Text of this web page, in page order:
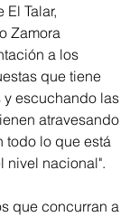
Talar,
Zamora
a los
que tiene
y escuchando las
atravesando
todo lo que está
nivel nacional".
que concurran a